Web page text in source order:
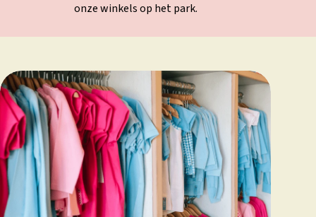
onze winkels op het park.